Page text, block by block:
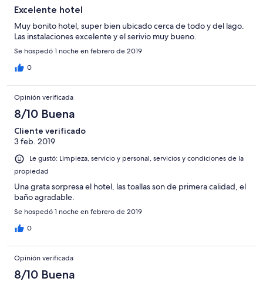
Excelente hotel
Muy bonito hotel, super bien ubicado cerca de todo y del lago.
Las instalaciones excelente y el serivio muy bueno.
Se hospedó 1 noche en febrero de 2019
0
Opinión verificada
8/10 Buena
Cliente verificado
3 feb. 2019
Le gustó: Limpieza, servicio y personal, servicios y condiciones de la
propiedad
Una grata sorpresa el hotel, las toallas son de primera calidad, el
baño agradable.
Se hospedó 1 noche en febrero de 2019
0
Opinión verificada
8/10 Buena